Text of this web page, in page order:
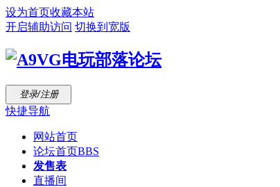
设为首页收藏本站
开启辅助访问 切换到宽版
登录/注册
快捷导航
网站首页
论坛首页BBS
发售表
直播间